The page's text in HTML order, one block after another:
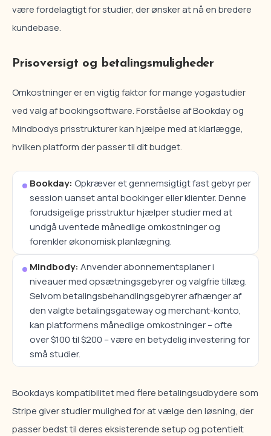
være fordelagtigt for studier, der ønsker at nå en bredere
kundebase.
Prisoversigt og betalingsmuligheder
Omkostninger er en vigtig faktor for mange yogastudier
ved valg af bookingsoftware. Forståelse af Bookday og
Mindbodys prisstrukturer kan hjælpe med at klarlægge,
hvilken platform der passer til dit budget.
Bookday: Opkræver et gennemsigtigt fast gebyr per
session uanset antal bookinger eller klienter. Denne
forudsigelige prisstruktur hjælper studier med at
undgå uventede månedlige omkostninger og
forenkler økonomisk planlægning.
Mindbody: Anvender abonnementsplaner i
niveauer med opsætningsgebyrer og valgfrie tillæg.
Selvom betalingsbehandlingsgebyrer afhænger af
den valgte betalingsgateway og merchant-konto,
kan platformens månedlige omkostninger – ofte
over $100 til $200 – være en betydelig investering for
små studier.
Bookdays kompatibilitet med flere betalingsudbydere som
Stripe giver studier mulighed for at vælge den løsning, der
passer bedst til deres eksisterende setup og potentielt